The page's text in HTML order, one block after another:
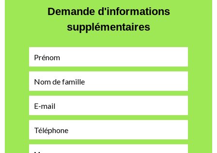
Demande d'informations
supplémentaires